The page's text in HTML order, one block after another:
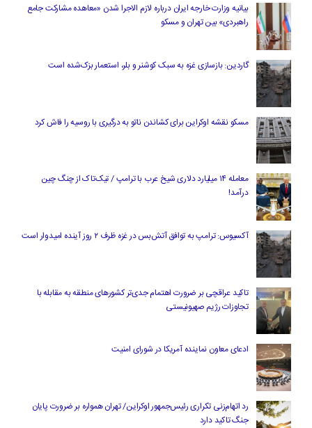
بیانیه وزارت خارجه ایران درباره لازم‌ الاجرا شدن «معاهده مشارکت جامع
راهبردی» بین تهران و مسکو
گاردین: بازسازی غزه به سبک کوشنر و بلر، استعمار بزک‌شده است
مسکو نقشه اوکراین برای کشاندن ناتو به درگیری با روسیه را فاش کرد
معامله ۱۴ میلیارد دلاری شیخ عرب با ترامپ / تیک‌تاک از چنگ چین
درآمد!
آکسیوس: ترامپ به توافق آتش‌بس در غزه ظرف ۲ روز آینده امیدوار است
تاکید عراقچی بر ضرورت اهتمام جدی‌تر کشورهای منطقه به مقابله با
تجاوزات رژیم صهیونیستی
ادعای معاون نماینده آمریکا در شورای امنیت
رد اتهام‌زنی تکراری رئیس‌جمهور اوکراین/ تهران همواره بر ضرورت پایان
جنگ تاکید دارد